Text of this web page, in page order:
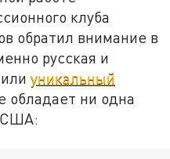
клуба
обратил внимание в
русская и
уникальный
обладает ни одна
США: